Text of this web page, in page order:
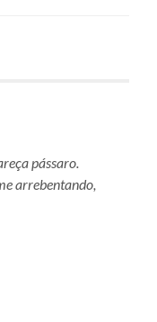
pássaro.
arrebentando,